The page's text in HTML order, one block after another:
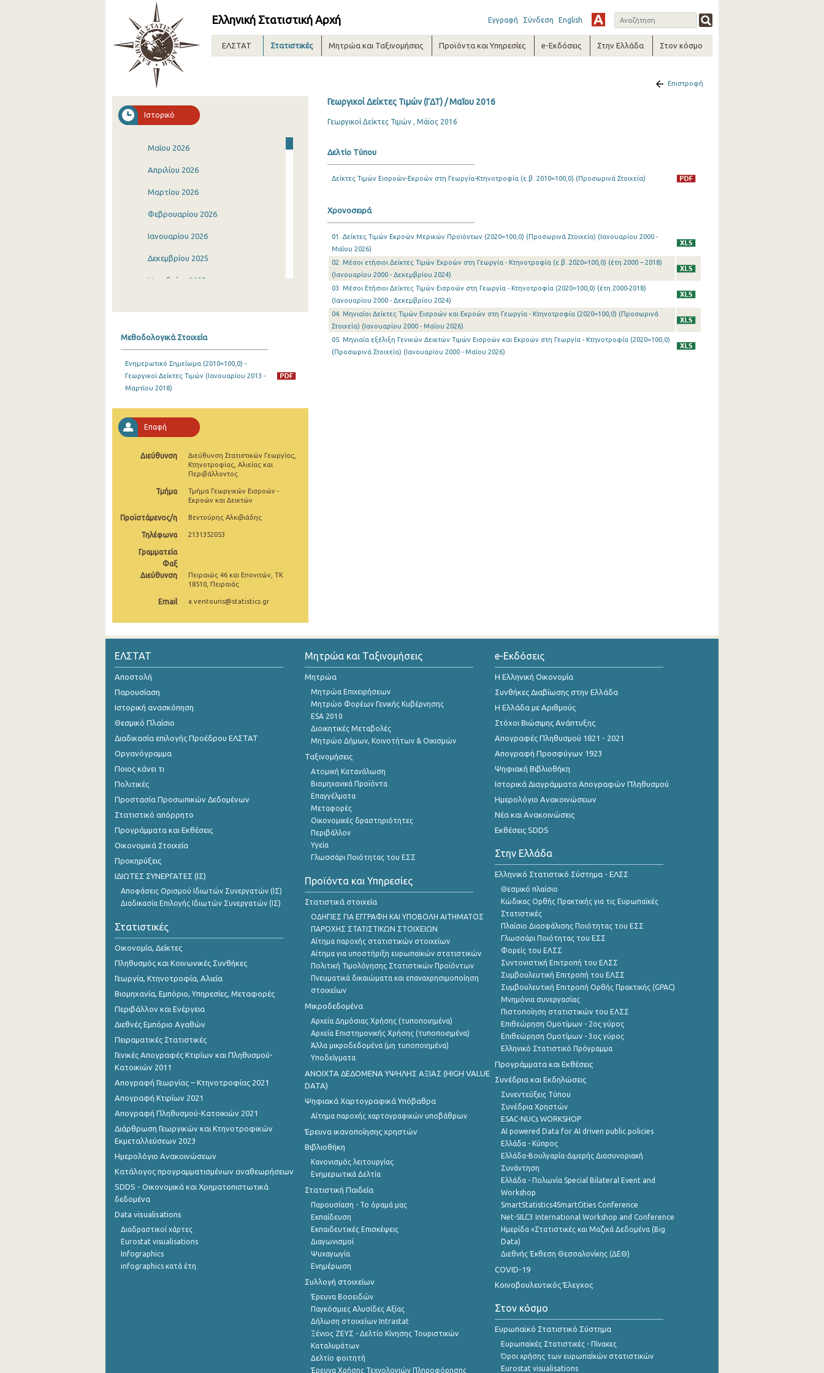
Ελληνική Στατιστική Αρχή Εγγραφή Σύνδεση English
ΕΛΣΤΑΤ Στατιστικές Μητρώα και Ταξινομήσεις Προϊόντα και Υπηρεσίες e-Εκδόσεις Στην Ελλάδα Στον κόσμο
Ιστορικό
Μαΐου 2026
Απριλίου 2026
Μαρτίου 2026
Φεβρουαρίου 2026
Ιανουαρίου 2026
Δεκεμβρίου 2025
Νοεμβρίου 2025
Ιουλίου 2025
Ιουνίου 2025
Απριλίου 2025
Μαρτίου 2025
Φεβρουαρίου 2025
Ιανουαρίου 2025
Δεκεμβρίου 2024
Οκτωβρίου 2024
Σεπτεμβρίου 2024
Ιουνίου 2024
Μαΐου 2024
Μαρτίου 2024
Φεβρουαρίου 2024
Ιανουαρίου 2024
Δεκεμβρίου 2023
Νοεμβρίου 2023
Οκτωβρίου 2023
Αυγούστου 2023
Ιουλίου 2023
Μαΐου 2023
Απριλίου 2023
Φεβρουαρίου 2023
Ιανουαρίου 2023
Δεκεμβρίου 2022
Οκτωβρίου 2022
Σεπτεμβρίου 2022
Αυγούστου 2022
Ιουλίου 2022
Ιουνίου 2022
Απριλίου 2022
Μαρτίου 2022
Μεθοδολογικά Στοιχεία
Ενημερωτικό Σημείωμα (2010=100,0) -
Γεωργικοί Δείκτες Τιμών (Ιανουαρίου 2013 -
Μαρτίου 2018)
Επαφή
Διεύθυνση
Διεύθυνση Στατιστικών Γεωργίας,
Κτηνοτροφίας, Αλιείας και
Περιβάλλοντος
Τμήμα
Τμήμα Γεωργικών Εισροών -
Εκροών και Δεικτών
Προϊστάμενος/η Βεντούρης Αλκιβιάδης
Τηλέφωνα 2131352053
Γραμματεία
Φαξ
Διεύθυνση
Πειραιώς 46 και Επονιτών, ΤΚ
18510, Πειραιάς
Email a.ventouris@statistics.gr
Επιστροφή
Γεωργικοί Δείκτες Τιμών (ΓΔΤ) / Μαΐου 2016
Γεωργικοί Δείκτες Τιμών , Μάϊος 2016
Δελτίο Τύπου
Δείκτες Τιμών Εισροών-Εκροών στη Γεωργία-Κτηνοτροφία (ε.β. 2010=100,0) (Προσωρινά Στοιχεία)
Χρονοσειρά
01. Δείκτες Τιμών Εκροών Μερικών Προϊόντων (2020=100,0) (Προσωρινά Στοιχεία) (Ιανουαρίου 2000 -
Μαΐου 2026)
02. Μέσοι ετήσιοι Δείκτες Τιμών Εκροών στη Γεωργία - Κτηνοτροφία (ε.β. 2020=100,0) (έτη 2000 – 2018)
(Ιανουαρίου 2000 - Δεκεμβρίου 2024)
03. Μέσοι Ετήσιοι Δείκτες Τιμών Εισροών στη Γεωργία - Κτηνοτροφία (2020=100,0) (έτη 2000-2018)
(Ιανουαρίου 2000 - Δεκεμβρίου 2024)
04. Μηνιαίοι Δείκτες Τιμών Εισροών και Εκροών στη Γεωργία - Κτηνοτροφία (2020=100,0) (Προσωρινά
Στοιχεία) (Ιανουαρίου 2000 - Μαΐου 2026)
05. Μηνιαία εξέλιξη Γενικών Δεικτών Τιμών Εισροών και Εκροών στη Γεωργία - Κτηνοτροφία (2020=100,0)
(Προσωρινά Στοιχεία) (Ιανουαρίου 2000 - Μαΐου 2026)
ΕΛΣΤΑΤ
Αποστολή
Παρουσίαση
Ιστορική ανασκόπηση
Θεσμικό Πλαίσιο
Διαδικασία επιλογής Προέδρου ΕΛΣΤΑΤ
Οργανόγραμμα
Ποιος κάνει τι
Πολιτικές
Προστασία Προσωπικών Δεδομένων
Στατιστικό απόρρητο
Προγράμματα και Εκθέσεις
Οικονομικά Στοιχεία
Προκηρύξεις
ΙΔΙΩΤΕΣ ΣΥΝΕΡΓΑΤΕΣ (ΙΣ)
Αποφάσεις Ορισμού Ιδιωτών Συνεργατών (ΙΣ)
Διαδικασία Επιλογής Ιδιωτών Συνεργατών (ΙΣ)
Στατιστικές
Οικονομία, Δείκτες
Πληθυσμός και Κοινωνικές Συνθήκες
Γεωργία, Κτηνοτροφία, Αλιεία
Βιομηχανία, Εμπόριο, Υπηρεσίες, Μεταφορές
Περιβάλλον και Ενέργεια
Διεθνές Εμπόριο Αγαθών
Πειραματικές Στατιστικές
Γενικές Απογραφές Κτιρίων και Πληθυσμού-
Κατοικιών 2011
Απογραφή Γεωργίας – Κτηνοτροφίας 2021
Απογραφή Κτιρίων 2021
Απογραφή Πληθυσμού-Κατοικιών 2021
Διάρθρωση Γεωργικών και Κτηνοτροφικών
Εκμεταλλεύσεων 2023
Ημερολόγιο Ανακοινώσεων
Κατάλογος προγραμματισμένων αναθεωρήσεων
SDDS - Οικονομικά και Χρηματοπιστωτικά
δεδομένα
Data visualisations
Διαδραστικοί χάρτες
Eurostat visualisations
Infographics
infographics κατά έτη
Μητρώα και Ταξινομήσεις
Μητρώα
Μητρώα Επιχειρήσεων
Μητρώο Φορέων Γενικής Κυβέρνησης
ESA 2010
Διοικητικές Μεταβολές
Μητρώο Δήμων, Κοινοτήτων & Οικισμών
Ταξινομήσεις
Ατομική Κατανάλωση
Βιομηχανικά Προϊόντα
Επαγγέλματα
Μεταφορές
Οικονομικές δραστηριότητες
Περιβάλλον
Υγεία
Γλωσσάρι Ποιότητας του ΕΣΣ
Προϊόντα και Υπηρεσίες
Στατιστικά στοιχεία
ΟΔΗΓΙΕΣ ΓΙΑ ΕΓΓΡΑΦΗ ΚΑΙ ΥΠΟΒΟΛΗ ΑΙΤΗΜΑΤΟΣ
ΠΑΡΟΧΗΣ ΣΤΑΤΙΣΤΙΚΩΝ ΣΤΟΙΧΕΙΩΝ
Αίτημα παροχής στατιστικών στοιχείων
Αίτημα για υποστήριξη ευρωπαϊκών στατιστικών
Πολιτική Τιμολόγησης Στατιστικών Προϊόντων
Πνευματικά δικαιώματα και επαναχρησιμοποίηση
στοιχείων
Μικροδεδομένα
Αρχεία Δημόσιας Χρήσης (τυποποιημένα)
Αρχεία Επιστημονικής Χρήσης (τυποποιημένα)
Άλλα μικροδεδομένα (μη τυποποιημένα)
Υποδείγματα
ANOIXTA ΔΕΔΟΜΕΝΑ ΥΨΗΛΗΣ ΑΞΙΑΣ (HIGH VALUE
DATA)
Ψηφιακά Χαρτογραφικά Υπόβαθρα
Αίτημα παροχής χαρτογραφικών υποβάθρων
Έρευνα ικανοποίησης χρηστών
Βιβλιοθήκη
Κανονισμός λειτουργίας
Ενημερωτικά Δελτία
Στατιστική Παιδεία
Παρουσίαση - Το όραμά μας
Εκπαίδευση
Εκπαιδευτικές Επισκέψεις
Διαγωνισμοί
Ψυχαγωγία
Ενημέρωση
Συλλογή στοιχείων
Έρευνα Βοοειδών
Παγκόσμιες Αλυσίδες Αξίας
Δήλωση στοιχείων Intrastat
Ξένιος ΖΕΥΣ - Δελτίο Κίνησης Τουριστικών
Καταλυμάτων
Δελτίο φοιτητή
Έρευνα Χρήσης Τεχνολογιών Πληροφόρησης
e-Εκδόσεις
Η Ελληνική Οικονομία
Συνθήκες Διαβίωσης στην Ελλάδα
Η Ελλάδα με Αριθμούς
Στόχοι Βιώσιμης Ανάπτυξης
Απογραφές Πληθυσμού 1821 - 2021
Απογραφή Προσφύγων 1923
Ψηφιακή Βιβλιοθήκη
Ιστορικά Διαγράμματα Απογραφών Πληθυσμού
Ημερολόγιο Ανακοινώσεων
Νέα και Ανακοινώσεις
Εκθέσεις SDDS
Στην Ελλάδα
Ελληνικό Στατιστικό Σύστημα - ΕΛΣΣ
Θεσμικό πλαίσιο
Κώδικας Ορθής Πρακτικής για τις Ευρωπαϊκές
Στατιστικές
Πλαίσιο Διασφάλισης Ποιότητας του ΕΣΣ
Γλωσσάρι Ποιότητας του ΕΣΣ
Φορείς του ΕΛΣΣ
Συντονιστική Επιτροπή του ΕΛΣΣ
Συμβουλευτική Επιτροπή του ΕΛΣΣ
Συμβουλευτική Επιτροπή Ορθής Πρακτικής (GPAC)
Μνημόνια συνεργασίας
Πιστοποίηση στατιστικών του ΕΛΣΣ
Επιθεώρηση Ομοτίμων - 2ος γύρος
Επιθεώρηση Ομοτίμων - 3ος γύρος
Ελληνικό Στατιστικό Πρόγραμμα
Προγράμματα και Εκθέσεις
Συνέδρια και Εκδηλώσεις
Συνεντεύξεις Τύπου
Συνέδρια Χρηστών
ESAC-NUCs WORKSHOP
AI powered Data for AI driven public policies
Ελλάδα - Κύπρος
Ελλάδα-Βουλγαρία-Διμερής Διασυνοριακή
Συνάντηση
Ελλάδα - Πολωνία Special Bilateral Event and
Workshop
SmartStatistics4SmartCities Conference
Net-SILC3 International Workshop and Conference
Ημερίδα «Στατιστικές και Μαζικά Δεδομένα (Big
Data)
Διεθνής Έκθεση Θεσσαλονίκης (ΔΕΘ)
COVID-19
Κοινοβουλευτικός Έλεγχος
Στον κόσμο
Ευρωπαϊκό Στατιστικό Σύστημα
Ευρωπαϊκές Στατιστικές - Πίνακες
Όροι χρήσης των ευρωπαΪκών στατιστικών
Eurostat visualisations